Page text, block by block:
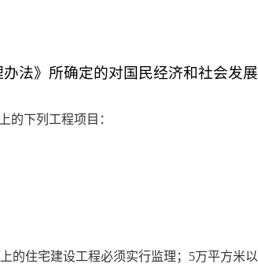
法》所确定的对国民经济和社会发展
的下列工程项目：
的住宅建设工程必须实行监理；5万平方米以